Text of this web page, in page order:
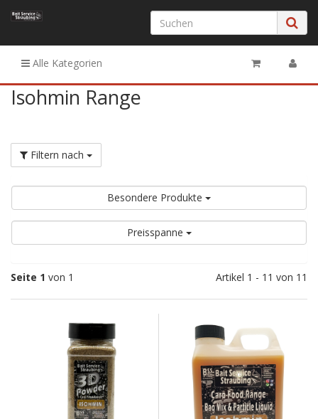
Alle Kategorien
Isohmin Range
Filtern nach
Besondere Produkte
Preisspanne
Seite 1 von 1 Artikel 1 - 11 von 11